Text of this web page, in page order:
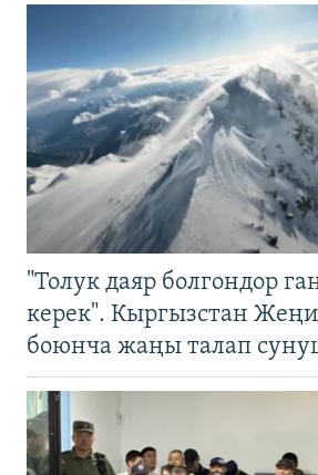
"Толук даяр болгондор
керек". Кыргызстан
боюнча жаңы талап